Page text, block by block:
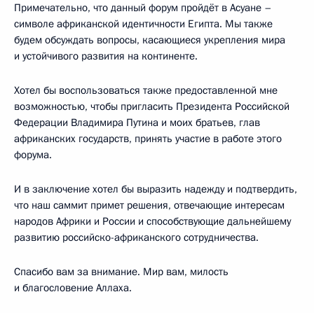
Примечательно, что данный форум пройдёт в Асуане –
символе африканской идентичности Египта. Мы также
будем обсуждать вопросы, касающиеся укрепления мира
и устойчивого развития на континенте.
Хотел бы воспользоваться также предоставленной мне
возможностью, чтобы пригласить Президента Российской
Федерации Владимира Путина и моих братьев, глав
африканских государств, принять участие в работе этого
форума.
И в заключение хотел бы выразить надежду и подтвердить,
что наш саммит примет решения, отвечающие интересам
народов Африки и России и способствующие дальнейшему
развитию российско-африканского сотрудничества.
Спасибо вам за внимание. Мир вам, милость
и благословение Аллаха.